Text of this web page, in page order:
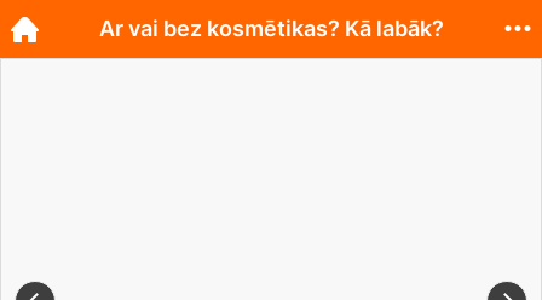
Ar vai bez kosmētikas? Kā labāk?